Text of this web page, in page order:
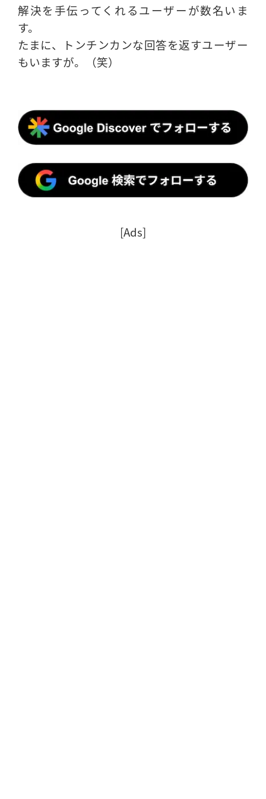
解決を手伝ってくれるユーザーが数名いま
す。
たまに、トンチンカンな回答を返すユーザー
もいますが。（笑）
[Ads]